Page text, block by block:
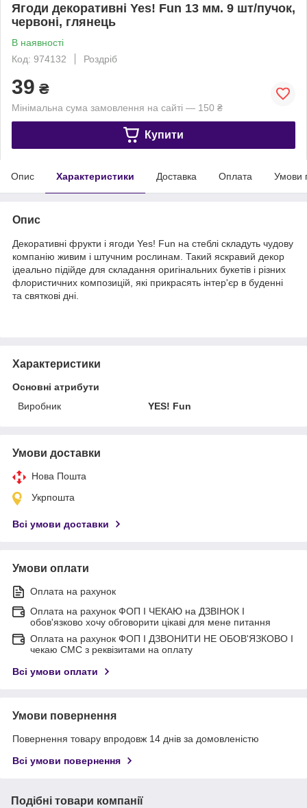
Ягоди декоративні Yes! Fun 13 мм. 9 шт/пучок,
червоні, глянець
В наявності
Код: 974132
Роздріб
39 ₴
Мінімальна сума замовлення на сайті — 150 ₴
Купити
Опис Характеристики Доставка Оплата Умови
Опис
Декоративні фрукти і ягоди Yes! Fun на стеблі складуть чудову
компанію живим і штучним рослинам. Такий яскравий декор
ідеально підійде для складання оригінальних букетів і різних
флористичних композицій, які прикрасять інтер'єр в буденні
та святкові дні.
Характеристики
Основні атрибути
Виробник
YES! Fun
Умови доставки
Нова Пошта
Укрпошта
Всі умови доставки
Умови оплати
Оплата на рахунок
Оплата на рахунок ФОП I ЧЕКАЮ на ДЗВІНОК I
обов'язково хочу обговорити цікаві для мене питання
Оплата на рахунок ФОП I ДЗВОНИТИ НЕ ОБОВ'ЯЗКОВО I
чекаю СМС з реквізитами на оплату
Всі умови оплати
Умови повернення
Повернення товару впродовж 14 днів за домовленістю
Всі умови повернення
Подібні товари компанії